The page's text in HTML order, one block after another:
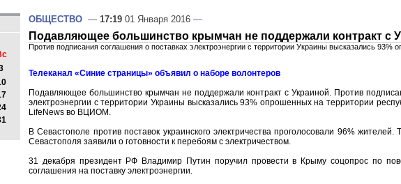
ОБЩЕСТВО — 17:19 01 Января 2016 —
Подавляющее большинство крымчан не поддержали контракт с
Против подписания соглашения о поставках электроэнергии с территории Украины высказались 93%
Телеканал «Синие страницы» объявил о наборе волонтеров
Подавляющее большинство крымчан не поддержали контракт с Украиной. Против
электроэнергии с территории Украины высказались 93% опрошенных на территории
LifeNews во ВЦИОМ.
В Севастополе против поставок украинского электричества проголосовали 96%
Севастополя заявили о готовности к перебоям с электричеством.
31 декабря президент РФ Владимир Путин поручил провести в Крыму соцопрос по
соглашения на поставку электроэнергии.